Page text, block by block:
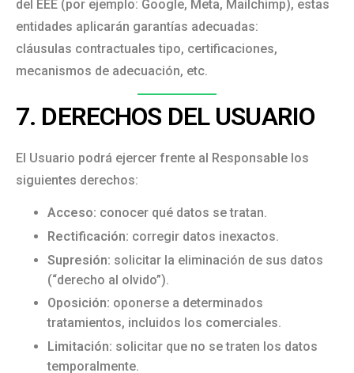
del EEE (por ejemplo: Google, Meta, Mailchimp), estas
entidades aplicarán garantías adecuadas:
cláusulas contractuales tipo, certificaciones,
mecanismos de adecuación, etc.
7. DERECHOS DEL USUARIO
El Usuario podrá ejercer frente al Responsable los
siguientes derechos:
Acceso: conocer qué datos se tratan.
Rectificación: corregir datos inexactos.
Supresión: solicitar la eliminación de sus datos
(“derecho al olvido”).
Oposición: oponerse a determinados
tratamientos, incluidos los comerciales.
Limitación: solicitar que no se traten los datos
temporalmente.